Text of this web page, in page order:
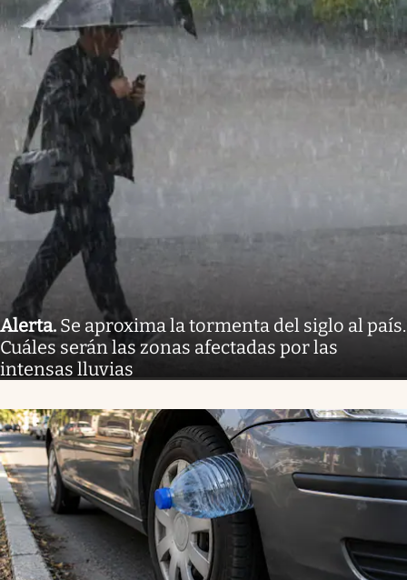
Alerta. Se aproxima la tormenta del siglo al país.
Cuáles serán las zonas afectadas por las
intensas lluvias